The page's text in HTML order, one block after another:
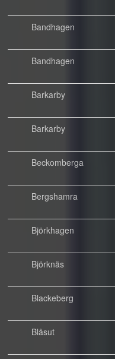
Bandhagen
Bandhagen
Barkarby
Barkarby
Beckomberga
Bergshamra
Björkhagen
Björknäs
Blackeberg
Blåsut